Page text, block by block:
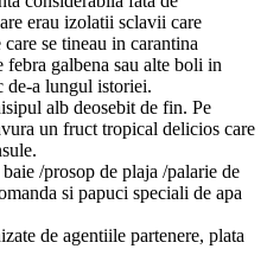
erau izolatii sclavii care
se tineau in carantina
febra galbena sau alte boli in
de-a lungul istoriei.
alb deosebit de fin. Pe
un fruct tropical delicios care
/prosop de plaja /palarie de
si papuci speciali de apa
de agentiile partenere, plata